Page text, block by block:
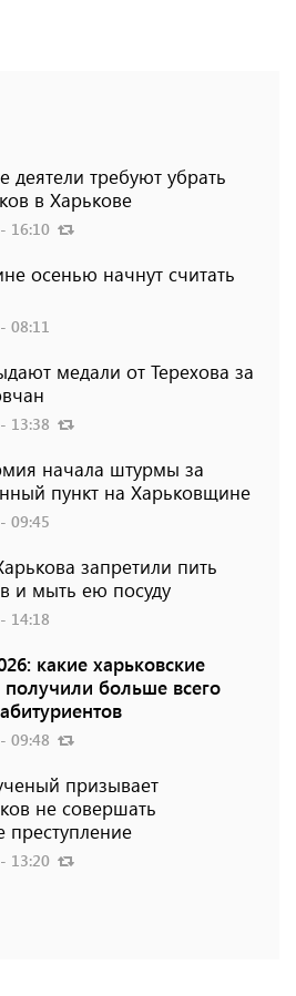
требуют убрать
в Харькове
16:10
осенью начнут считать
08:11
медали от Терехова за
13:38
начала штурмы за
пункт на Харьковщине
09:45
запретили пить
и мыть ею посуду
14:18
какие харьковские
получили больше всего
09:48
призывает
не совершать
преступление
13:20